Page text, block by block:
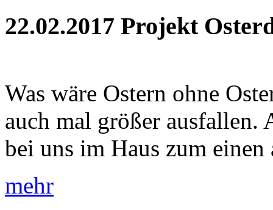
22.02.2017 Projekt
Was wäre Ostern ohne
auch mal größer ausfallen.
bei uns im Haus zum einen
mehr